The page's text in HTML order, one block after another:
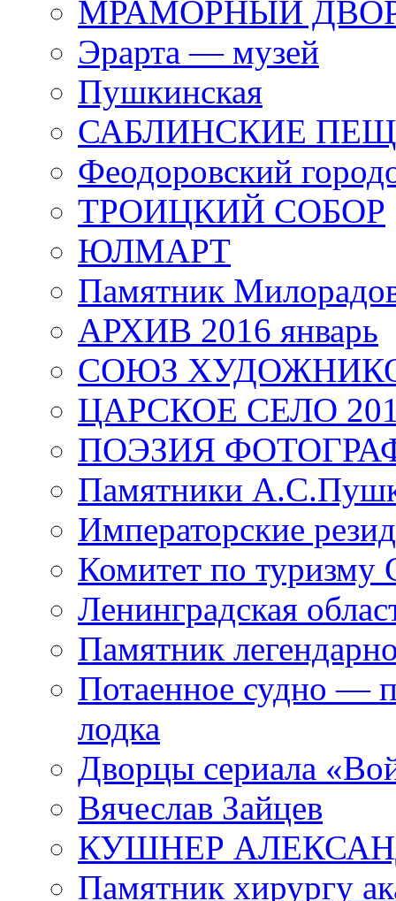
МРАМОРНЫЙ
Эрарта — музей
Пушкинская
САБЛИНСКИЕ
Феодоровский
ТРОИЦКИЙ СОБОР
ЮЛМАРТ
Памятник
АРХИВ 2016 январь
СОЮЗ
ЦАРСКОЕ СЕЛО
ПОЭЗИЯ
Памятники
Императорские
Комитет по туризму
Ленинградская
Памятник
Потаенное судно —
лодка
Дворцы сериала
Вячеслав Зайцев
КУШНЕР
Памятник хирургу